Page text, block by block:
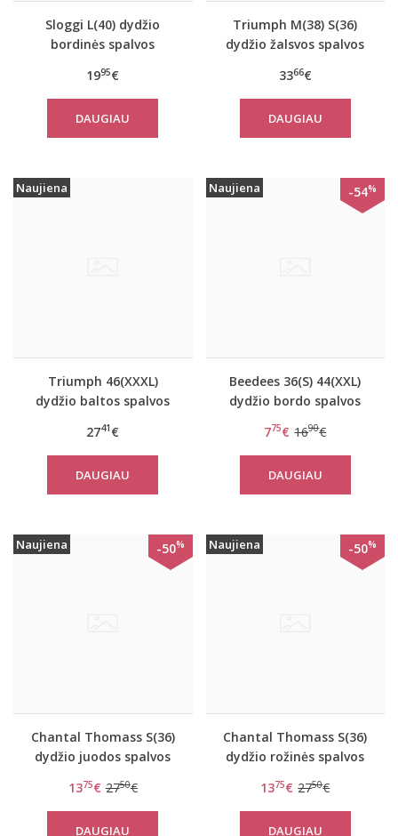
Sloggi L(40) dydžio
bordinės spalvos
EverNew Shirt 01
1995€
DAUGIAU
Triumph M(38) S(36)
dydžio žalsvos spalvos
marškinėliai women
move FLOW Tank Top
3366€
DAUGIAU
Naujiena
Triumph 46(XXXL)
dydžio baltos spalvos
marškinėliai Yselle
Basics Shirt03 2P
2741 €
DAUGIAU
Naujiena -54%
Beedees 36(S) 44(XXL)
dydžio bordo spalvos
BeeCasual IA 9160 Mini
775€ 1690€
DAUGIAU
Naujiena -50%
Chantal Thomass S(36)
dydžio juodos spalvos
1375€ 2750€
DAUGIAU
Naujiena -50%
Chantal Thomass S(36)
dydžio rožinės spalvos
1375€ 2750€
DAUGIAU